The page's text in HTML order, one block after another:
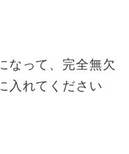
なって、完全無欠
入れてください